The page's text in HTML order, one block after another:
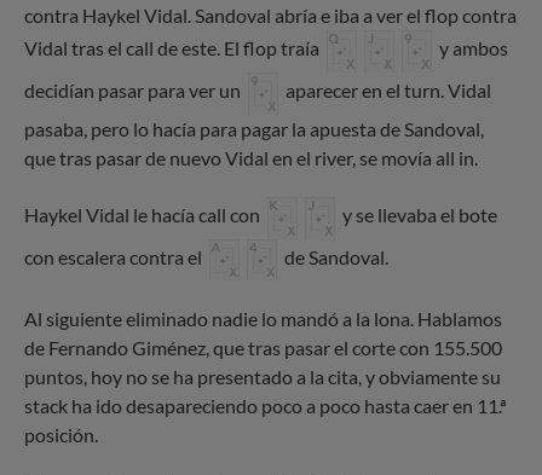
contra Haykel Vidal. Sandoval abría e iba a ver el flop contra
Vidal tras el call de este. El flop traía
y ambos
decidían pasar para ver un
aparecer en el turn. Vidal
pasaba, pero lo hacía para pagar la apuesta de Sandoval,
que tras pasar de nuevo Vidal en el river, se movía all in.
Haykel Vidal le hacía call con
y se llevaba el bote
con escalera contra el
de Sandoval.
Al siguiente eliminado nadie lo mandó a la lona. Hablamos
de Fernando Giménez, que tras pasar el corte con 155.500
puntos, hoy no se ha presentado a la cita, y obviamente su
stack ha ido desapareciendo poco a poco hasta caer en 11.ª
posición.